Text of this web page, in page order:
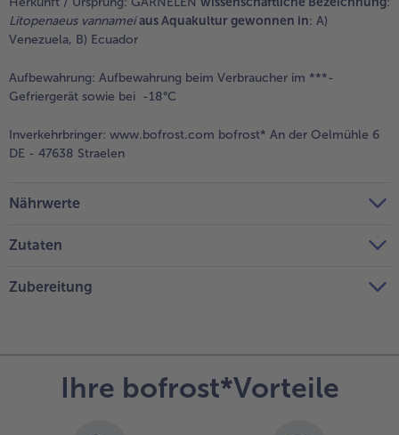
Litopenaeus vannamei aus Aquakultur gewonnen in: A)
Venezuela, B) Ecuador
Aufbewahrung: Aufbewahrung beim Verbraucher im ***-
Gefriergerät sowie bei -18°C
Inverkehrbringer: www.bofrost.com bofrost* An der Oelmühle 6
DE - 47638 Straelen
Nährwerte
Zutaten
Zubereitung
Ihre bofrost*Vorteile